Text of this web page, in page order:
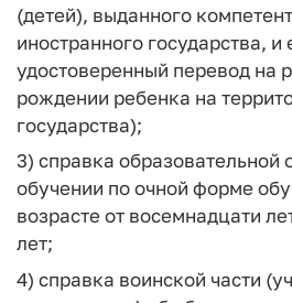
(детей), выданного
иностранного государства, и
удостоверенный перевод на
рождении ребенка на
государства);
3) справка образовательной
обучении по очной форме
возрасте от восемнадцати
лет;
4) справка воинской части